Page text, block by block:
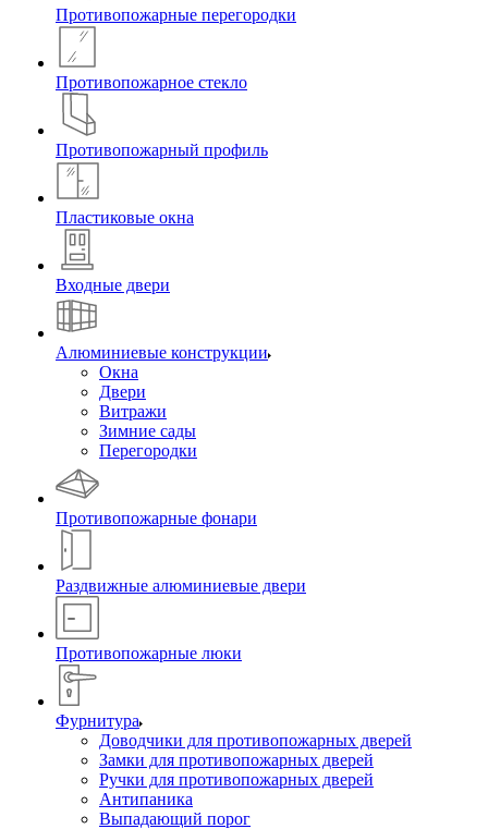
Противопожарные перегородки
Противопожарное стекло
Противопожарный профиль
Пластиковые окна
Входные двери
Алюминиевые конструкции
Окна
Двери
Витражи
Зимние сады
Перегородки
Противопожарные фонари
Раздвижные алюминиевые двери
Противопожарные люки
Фурнитура
Доводчики для противопожарных дверей
Замки для противопожарных дверей
Ручки для противопожарных дверей
Антипаника
Выпадающий порог